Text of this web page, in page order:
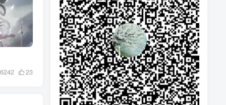
6242 23